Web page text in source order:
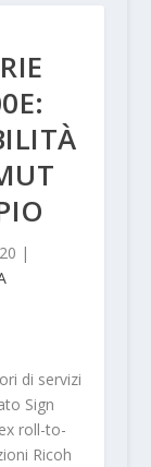
|
di servizi
Sign
roll-to-
Ricoh